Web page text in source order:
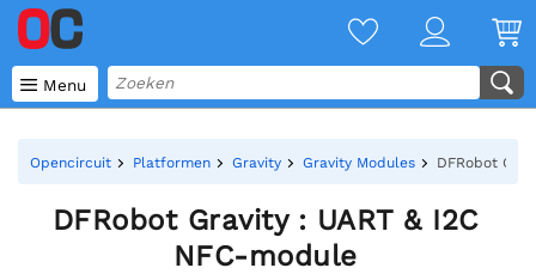
 Menu
Opencircuit Platformen Gravity Gravity Modules DFRobot
DFRobot Gravity : UART & I2C
NFC-module